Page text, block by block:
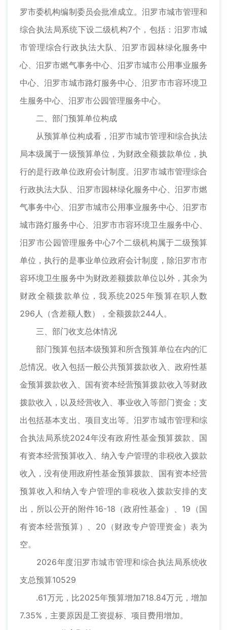
罗市委机构编制委员会批准成立。汨罗市城市管理和
综合执法局系统下设二级机构7个，包括：汨罗市城
市管理综合行政执法大队、汨罗市园林绿化服务中
心、汨罗市燃气事务中心、汨罗市城市公用事业服务
中心、汨罗市城市路灯服务中心、汨罗市市容环境卫
生服务中心、汨罗市公园管理服务中心。
二、部门预算单位构成
从预算单位构成看，汨罗市城市管理和综合执法
局本级属于一级预算单位，为财政全额拨款单位，执
行的是行政单位政府会计制度。汨罗市城市管理综合
行政执法大队、汨罗市园林绿化服务中心、汨罗市燃
气事务中心、汨罗市城市公用事业服务中心、汨罗市
城市路灯服务中心、汨罗市市容环境卫生服务中心、
汨罗市公园管理服务中心7个二级机构属于二级预算
单位，执行的是事业单位政府会计制度，除汨罗市市
容环境卫生服务中为财政差额拨款单位以外，其余为
财政全额拨款单位，我系统2025年预算在职人数
296人（含差额人数），全额拨款244人。
三、部门收支总体情况
部门预算包括本级预算和所含预算单位在内的汇
总情况。收入包括一般公共预算拨款收入、政府性基
金预算拨款收入、国有资本经营预算拨款收入等财政
拨款收入，以及经营收入、事业收入等部门资金；支
出包括基本支出、项目支出等。汨罗市城市管理和综
合执法局系统2024年没有政府性基金预算拨款、国
有资本经营预算收入、纳入专户管理的非税收入拨款
收入，没有使用政府性基金预算拨款、国有资本经营
预算收入和纳入专户管理的非税收入拨款安排的支
出，所以公开的附件16-18（政府性基金）、19（国
有资本经营预算）、20（财政专户管理资金）表为
空。
2026年度汨罗市城市管理和综合执法局系统收
支总预算10529
.61万元，比2025年预算增加718.84万元，增加
7.35%，主要原因是工资提标、项目费用增加。